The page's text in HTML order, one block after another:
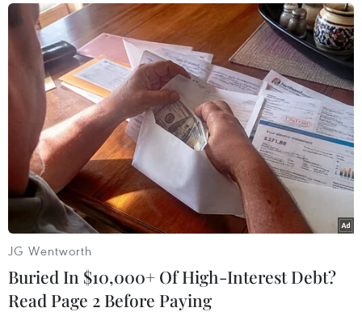
Trong khi nhiều nơi vẫn duy trì các chốt 'vùng xanh' thì tại không
ít nơi, các rào chắn cứng 'vùng xanh' được dỡ bỏ (ảnh chụp
trên phố Hàng Đào, quận Hoàn Kiếm, sáng 22/9. (Ảnh: Hoàng
Hiếu/TTXVN)
JG Wentworth
Buried In $10,000+ Of High-Interest Debt?
Read Page 2 Before Paying